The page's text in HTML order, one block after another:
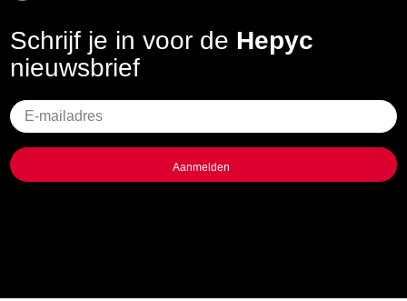
Schrijf je in voor de Hepyc
nieuwsbrief
Geen
titel